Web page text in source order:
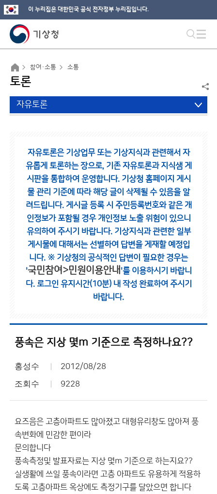
이 누리집은 대한민국 공식 전자정부 누리집입니다.
참여·소통 소통
토론
자유토론
자유토론은 기상업무 또는 기상지식과 관련해서 자
유롭게 토론하는 장으로, 기존 자유토론과 지식샘 게
시판을 통합하여 운영합니다. 기상청 홈페이지 게시
물 관리 기준에 따라 해당 글이 삭제될 수 있음을 알
려드립니다. 게시글 등록 시 주민등록번호와 같은 개
인정보가 포함될 경우 개인정보 노출 위험이 있으니
유의하여 주시기 바랍니다. 기상지식과 관련한 일부
게시물에 대해서는 선별하여 답변을 게재할 예정입
니다. ※ 기상청의 공식적인 답변이 필요한 경우는
'국민참여>민원이용안내 '를 이용하시기 바랍니
다. 로그인 유지시간(10분) 내 작성 완료하여 주시기
바랍니다.
풍속은 지상 몇m 기준으로 측정하나요??
홍성수 2012/08/28
조회수 9228
요즈음은 고층아파트도 많아졌고 대형유리창도 많아져 풍
속변화에 민감한 편이라
문의합니다
풍속측정및 발표자료는 지상 몇m 기준으로 하는지요??
실생활에 쓰일 풍속이라면 고층 아파트도 유용하게 적용하
도록 고층아파트 옥상에도 측정기구를 달았으면 합니다